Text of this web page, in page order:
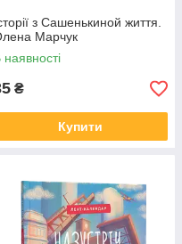
з Сашенькиной життя.
Марчук
наявності
₴
Купити